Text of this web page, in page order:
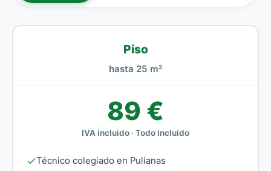
Piso
hasta 25 m²
89 €
IVA incluido · Todo incluido
Técnico colegiado en Pulianas